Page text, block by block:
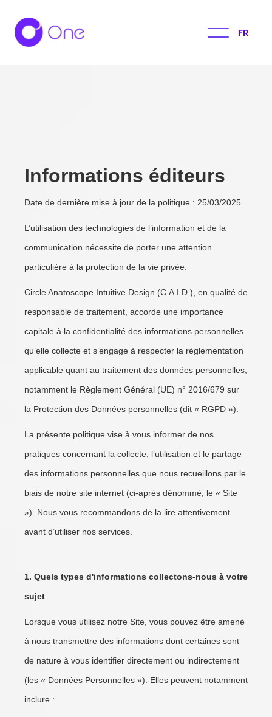
FR
Informations éditeurs
Date de dernière mise à jour de la politique : 25/03/2025
L’utilisation des technologies de l’information et de la
communication nécessite de porter une attention
particulière à la protection de la vie privée.
Circle Anatoscope Intuitive Design (C.A.I.D.), en qualité de
responsable de traitement, accorde une importance
capitale à la confidentialité des informations personnelles
qu’elle collecte et s’engage à respecter la réglementation
applicable quant au traitement des données personnelles,
notamment le Règlement Général (UE) n° 2016/679 sur
la Protection des Données personnelles (dit « RGPD »).
La présente politique vise à vous informer de nos
pratiques concernant la collecte, l’utilisation et le partage
des informations personnelles que nous recueillons par le
biais de notre site internet (ci-après dénommé, le « Site
»). Nous vous recommandons de la lire attentivement
avant d’utiliser nos services.
1. Quels types d'informations collectons-nous à votre
sujet
Lorsque vous utilisez notre Site, vous pouvez être amené
à nous transmettre des informations dont certaines sont
de nature à vous identifier directement ou indirectement
(les « Données Personnelles »). Elles peuvent notamment
inclure :